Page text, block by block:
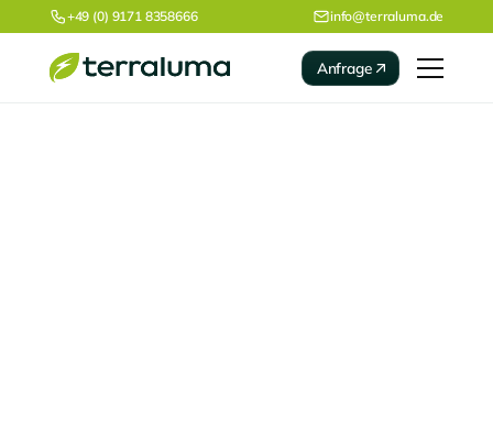
+49 (0) 9171 8358666 info@terraluma.de
Anfrage